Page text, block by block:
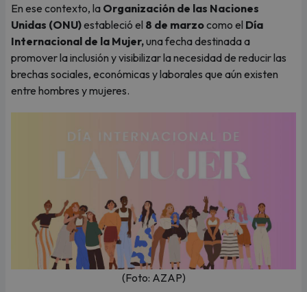
En ese contexto, la Organización de las Naciones
Unidas (ONU)estableció el 8 de marzocomo el Día
Internacional de la Mujer,una fecha destinada a
promover la inclusión y visibilizar la necesidad de reducir las
brechas sociales, económicas y laborales que aún existen
entre hombres y mujeres.
(Foto: AZAP)